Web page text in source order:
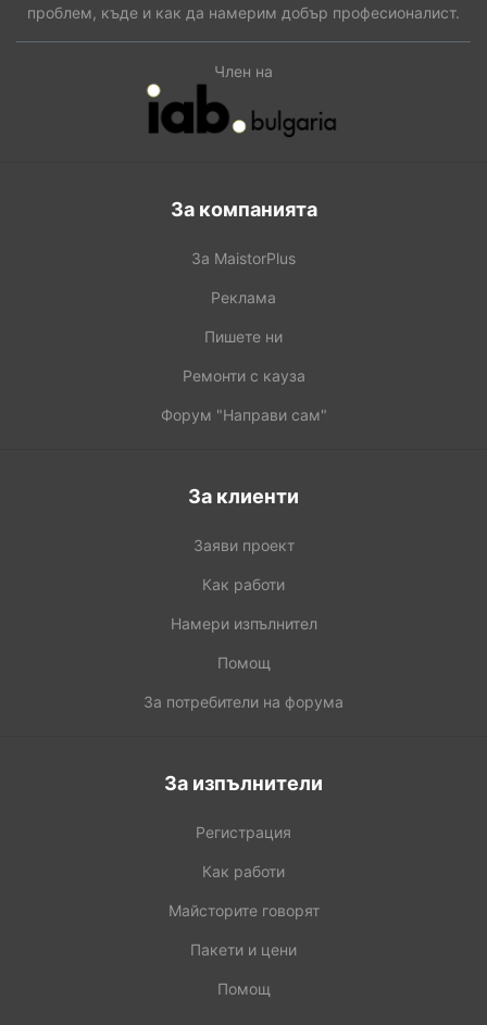
проблем, къде и как да намерим добър професионалист.
Член на
За компанията
За MaistorPlus
Реклама
Пишете ни
Ремонти с кауза
Форум "Направи сам"
За клиенти
Заяви проект
Как работи
Намери изпълнител
Помощ
За потребители на форума
За изпълнители
Регистрация
Как работи
Майсторите говорят
Пакети и цени
Помощ